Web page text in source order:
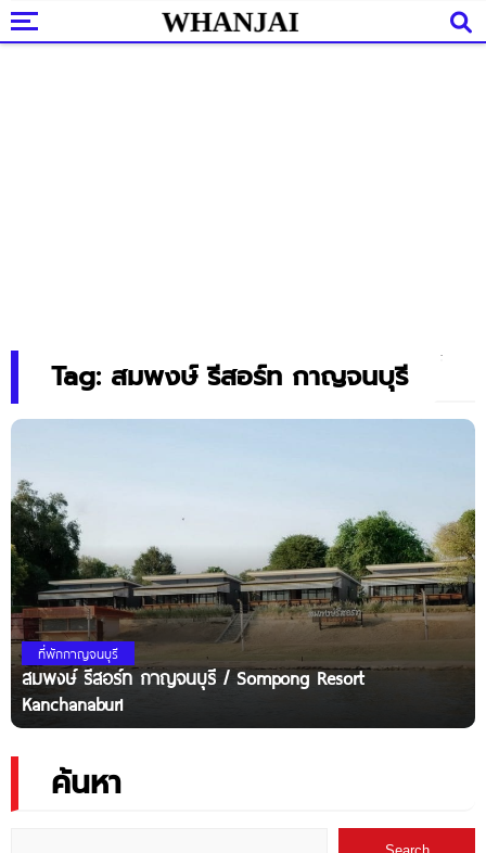
Tag: สมพงษ์ รีสอร์ท กาญจนบุรี
ที่พักกาญจนบุรี
สมพงษ์ รีสอร์ท กาญจนบุรี / Sompong Resort
Kanchanaburi
ค้นหา